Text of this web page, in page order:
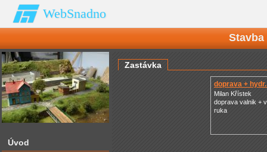
WebSnadno
Úvod
Zastávka
doprava +
Milan Křístek
doprava valnik +
ruka